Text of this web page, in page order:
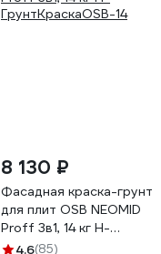
8 130 ₽
Фасадная краска-грунт
для плит OSB NEOMID
Proff 3в1, 14 кг Н-
ГрунтКраскаOSB-14
4.6(85)